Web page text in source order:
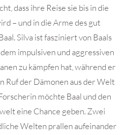
dass ihre Reise sie bis in die
– und in die Arme des gut
Silva ist fasziniert von Baals
impulsiven und aggressiven
zu kämpfen hat, während er
Ruf der Dämonen aus der Welt
möchte Baal und den
eine Chance geben. Zwei
Welten prallen aufeinander